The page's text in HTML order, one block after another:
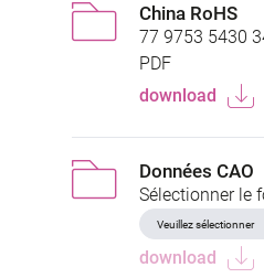
China RoHS
77 9753 5430
PDF
download
Données CAO
Sélectionner le
download